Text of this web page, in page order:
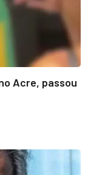
Acre, passou